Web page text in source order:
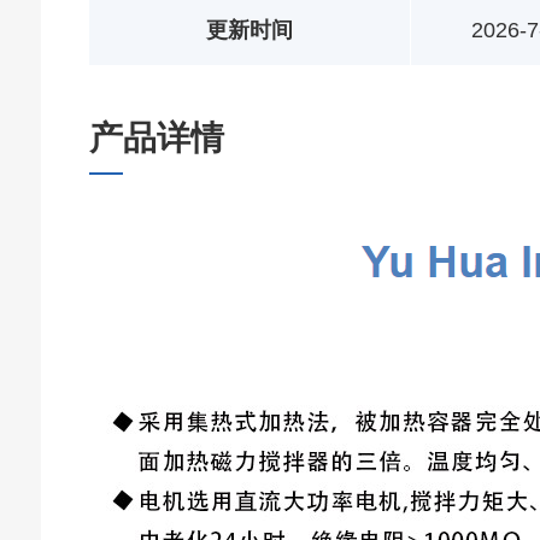
更新时间 2026-
产品详情